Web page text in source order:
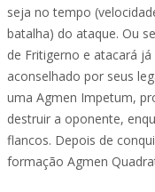
seja no tempo
batalha) do ataque. Ou
de Fritigerno e atacará
aconselhado por seus
uma Agmen Impetum,
destruir a oponente,
flancos. Depois de
formação Agmen